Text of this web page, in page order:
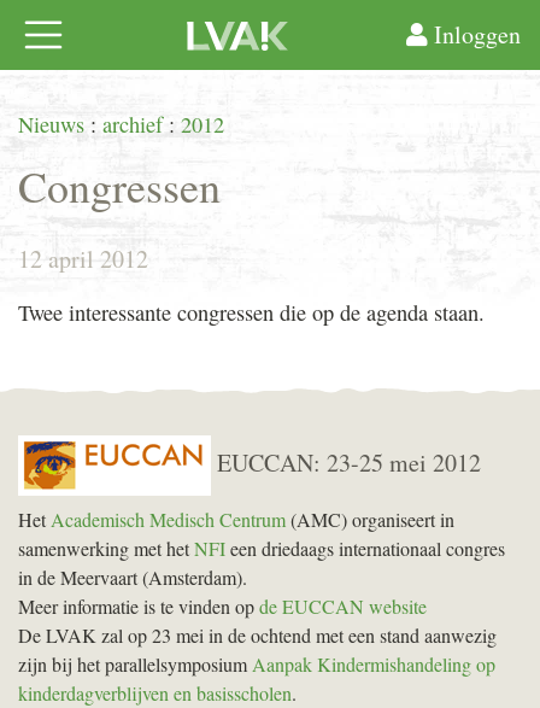
Inloggen
Nieuws : archief: 2012
Congressen
12 april 2012
Twee interessante congressen die op de agenda staan.
EUCCAN: 23-25 mei 2012
HetAcademisch Medisch Centrum(AMC) organiseert in
samenwerking met hetNFIeen driedaags internationaal congres
in de Meervaart (Amsterdam).
Meer informatie is te vinden opde EUCCAN website
De LVAK zal op 23 mei in de ochtend met een stand aanwezig
zijn bij het parallelsymposiumAanpak Kindermishandeling op
kinderdagverblijven en basisscholen.